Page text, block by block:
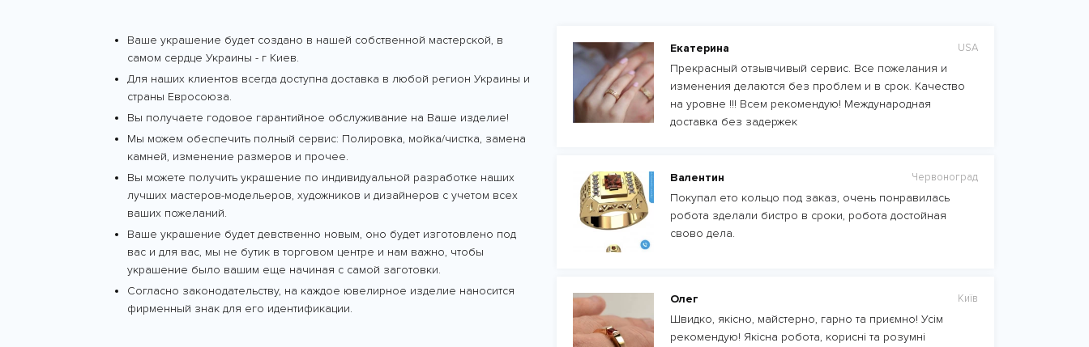
Ваше украшение будет создано в нашей собственной мастерской, в
самом сердце Украины - г Киев.
Для наших клиентов всегда доступна доставка в любой регион Украины и
страны Евросоюза.
Вы получаете годовое гарантийное обслуживание на Ваше изделие!
Мы можем обеспечить полный сервис: Полировка, мойка/чистка, замена
камней, изменение размеров и прочее.
Вы можете получить украшение по индивидуальной разработке наших
лучших мастеров-модельеров, художников и дизайнеров с учетом всех
ваших пожеланий.
Ваше украшение будет девственно новым, оно будет изготовлено под
вас и для вас, мы не бутик в торговом центре и нам важно, чтобы
украшение было вашим еще начиная с самой заготовки.
Согласно законодательству, на каждое ювелирное изделие наносится
фирменный знак для его идентификации.
Екатерина USA
Прекрасный отзывчивый сервис. Все пожелания и
изменения делаются без проблем и в срок. Качество
на уровне !!! Всем рекомендую! Международная
доставка без задержек
Валентин Червоноград
Покупал ето кольцо под заказ, очень понравилась
робота зделали бистро в сроки, робота достойная
свово дела.
Олег Київ
Швидко, якісно, майстерно, гарно та приємно! Усім
рекомендую! Якісна робота, корисні та розумні